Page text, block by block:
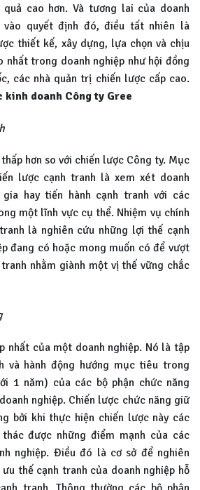
cao hơn. Và tương lai của doanh
vào quyết định đó, điều tất nhiên là
thiết kế, xây dựng, lựa chọn và chịu
nhất trong doanh nghiệp như hội đồng
các nhà quản trị chiến lược cấp cao.
kinh doanh Công ty Gree
hơn so với chiến lược Công ty. Mục
lược cạnh tranh là xem xét doanh
hay tiến hành cạnh tranh với các
một lĩnh vực cụ thể. Nhiệm vụ chính
là nghiên cứu những lợi thế cạnh
đang có hoặc mong muốn có để vượt
nhằm giành một vị thế vững chắc
nhất của một doanh nghiệp. Nó là tập
và hành động hướng mục tiêu trong
1 năm) của các bộ phận chức năng
nghiệp. Chiến lược chức năng giữ
bởi khi thực hiện chiến lược này các
được những điểm mạnh của các
nghiệp. Điều đó là cơ sở để nghiên
thế cạnh tranh của doanh nghiệp hỗ